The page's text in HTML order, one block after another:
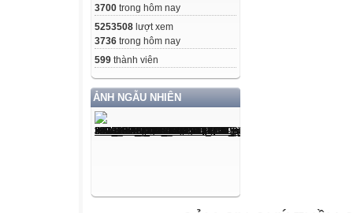
3700 trong hôm nay
5253508 lượt xem
3736 trong hôm nay
599 thành viên
ẢNH NGẪU NHIÊN